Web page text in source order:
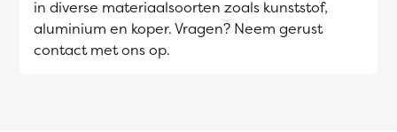
in diverse materiaalsoorten zoals kunststof,
aluminium en koper. Vragen? Neem gerust
contact met ons op.